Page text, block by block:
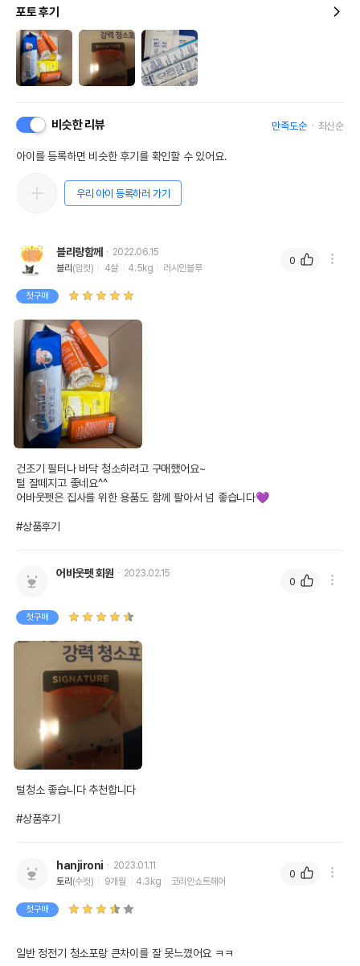
포토 후기
비슷한 리뷰 만족도순 최신순
아이를 등록하면 비슷한 후기를 확인할 수 있어요.
우리 아이 등록하러 가기
블리랑함께
2022.06.15
블리 (암컷) 4살 4.5kg 러시안블루
첫구매
건조기 필터나 바닥 청소하려고 구매했어요~
털 잘떼지고 좋네요^^
어바웃펫은 집사를 위한 용품도 함께 팔아서 넘 좋습니다💜
#상품후기
0
어바웃펫 회원 2023.02.15
첫구매
털청소 좋습니다 추천합니다
#상품후기
0
hanjironi
2023.01.11
토리 (수컷) 9개월 4.3kg 코리안쇼트헤어
첫구매
일반 정전기 청소포랑 큰차이를 잘 못느꼈어요 ㅋㅋ
0